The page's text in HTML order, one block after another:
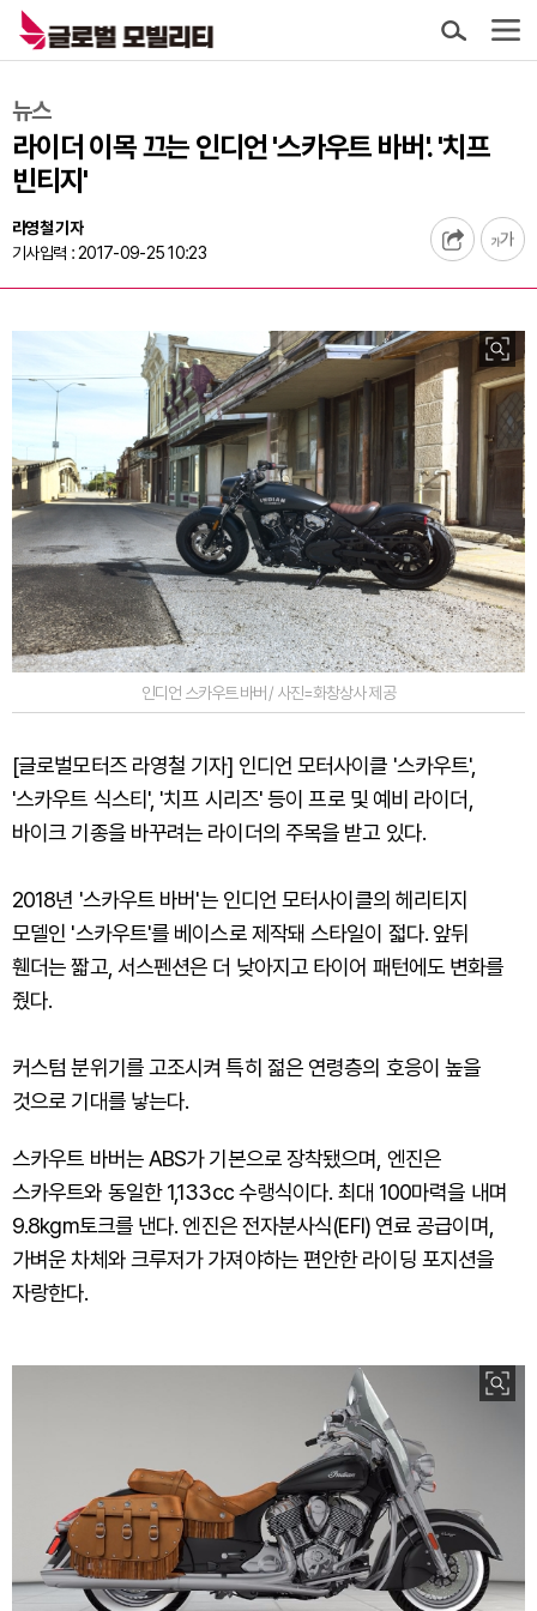
뉴스
라이더 이목 끄는 인디언 '스카우트 바버'. '치프
빈티지'
라영철 기자
기사입력 : 2017-09-25 10:23
인디언 스카우트 바버 / 사진=화창상사 제공
[글로벌모터즈 라영철 기자] 인디언 모터사이클 '스카우트',
'스카우트 식스티', '치프 시리즈' 등이 프로 및 예비 라이더,
바이크 기종을 바꾸려는 라이더의 주목을 받고 있다.
2018년 '스카우트 바버'는 인디언 모터사이클의 헤리티지
모델인 '스카우트'를 베이스로 제작돼 스타일이 젋다. 앞뒤
휀더는 짧고, 서스펜션은 더 낮아지고 타이어 패턴에도 변화를
줬다.
커스텀 분위기를 고조시켜 특히 젊은 연령층의 호응이 높을
것으로 기대를 낳는다.
스카우트 바버는 ABS가 기본으로 장착됐으며, 엔진은
스카우트와 동일한 1,133cc 수랭식이다. 최대 100마력을 내며
9.8kgm토크를 낸다. 엔진은 전자분사식(EFI) 연료 공급이며,
가벼운 차체와 크루저가 가져야하는 편안한 라이딩 포지션을
자랑한다.